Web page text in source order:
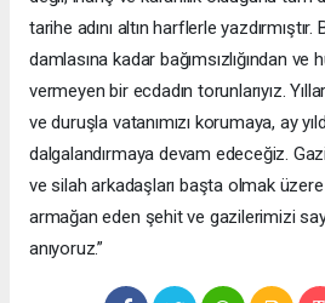
tarihe adını altın harflerle yazdırmıştır.
damlasına kadar bağımsızlığından
vermeyen bir ecdadın torunlarıyız.
ve duruşla vatanımızı korumaya, ay
dalgalandırmaya devam edeceğiz.
ve silah arkadaşları başta olmak
armağan eden şehit ve gazilerimizi
anıyoruz.”